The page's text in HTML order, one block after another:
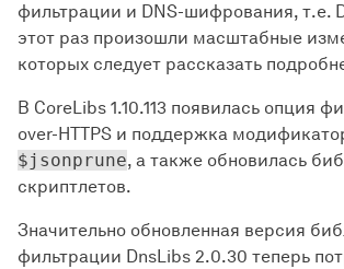
фильтрации и DNS-шифрования, т.е.
этот раз произошли масштабные
которых следует рассказать
В CoreLibs 1.10.113 появилась опция
over-HTTPS и поддержка
$jsonprune, а также обновилась
скриптлетов.
Значительно обновленная версия
фильтрации DnsLibs 2.0.30 теперь